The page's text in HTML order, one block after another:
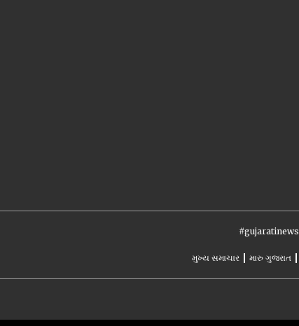
#gujaratinews
મુખ્ય સમાચાર મારુ ગુજરાત